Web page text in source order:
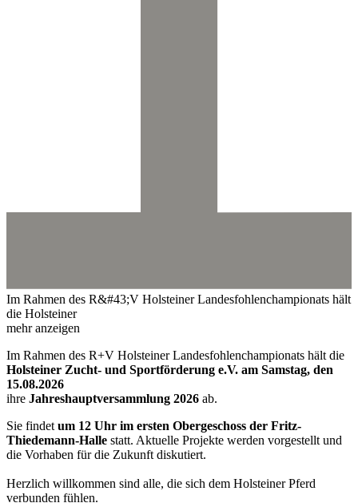
Im Rahmen des R&#43;V Holsteiner Landesfohlenchampionats hält
die Holsteiner
mehr anzeigen
Im Rahmen des R+V Holsteiner Landesfohlenchampionats hält die
Holsteiner Zucht- und Sportförderung e.V. am Samstag, den
15.08.2026
ihre Jahreshauptversammlung 2026 ab.
Sie findetum 12 Uhr im ersten Obergeschoss der Fritz-
Thiedemann-Halle statt. Aktuelle Projekte werden vorgestellt und
die Vorhaben für die Zukunft diskutiert.
Herzlich willkommen sind alle, die sich dem Holsteiner Pferd
verbunden fühlen.